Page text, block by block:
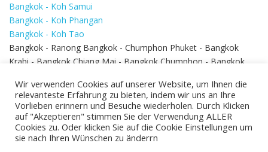
Bangkok - Koh Samui
Bangkok - Koh Phangan
Bangkok - Koh Tao
Bangkok - Ranong Bangkok - Chumphon Phuket - Bangkok
Krabi - Bangkok Chiang Mai - Bangkok Chumphon - Bangkok
Bangkok - Hua Hin
Wir verwenden Cookies auf unserer Website, um Ihnen die
relevanteste Erfahrung zu bieten, indem wir uns an Ihre
Vorlieben erinnern und Besuche wiederholen. Durch Klicken
auf "Akzeptieren" stimmen Sie der Verwendung ALLER
Cookies zu. Oder klicken Sie auf die Cookie Einstellungen um
sie nach Ihren Wünschen zu änderrn